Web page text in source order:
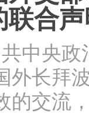
联合
中央
外长拜
的交流